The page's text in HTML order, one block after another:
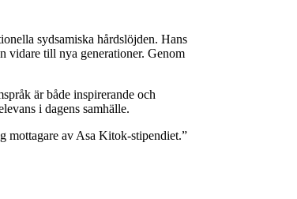
sydsamiska hårdslöjden. Hans
vidare till nya generationer. Genom
är både inspirerande och
i dagens samhälle.
mottagare av Asa Kitok-stipendiet.”